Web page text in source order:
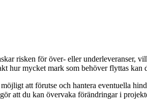
risken för över- eller underleveranser,
mycket mark som behöver flyttas
att förutse och hantera eventuella
att du kan övervaka förändringar i